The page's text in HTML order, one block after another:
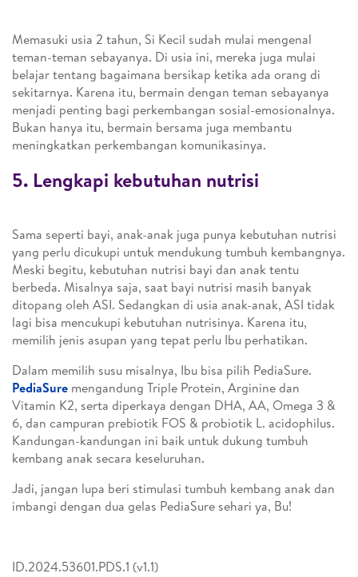
Memasuki usia 2 tahun, Si Kecil sudah mulai mengenal
teman-teman sebayanya. Di usia ini, mereka juga mulai
belajar tentang bagaimana bersikap ketika ada orang di
sekitarnya. Karena itu, bermain dengan teman sebayanya
menjadi penting bagi perkembangan sosial-emosionalnya.
Bukan hanya itu, bermain bersama juga membantu
meningkatkan perkembangan komunikasinya.
5. Lengkapi kebutuhan nutrisi
Sama seperti bayi, anak-anak juga punya kebutuhan nutrisi
yang perlu dicukupi untuk mendukung tumbuh kembangnya.
Meski begitu, kebutuhan nutrisi bayi dan anak tentu
berbeda. Misalnya saja, saat bayi nutrisi masih banyak
ditopang oleh ASI. Sedangkan di usia anak-anak, ASI tidak
lagi bisa mencukupi kebutuhan nutrisinya. Karena itu,
memilih jenis asupan yang tepat perlu Ibu perhatikan.
Dalam memilih susu misalnya, Ibu bisa pilih PediaSure.
PediaSure mengandung Triple Protein, Arginine dan
Vitamin K2, serta diperkaya dengan DHA, AA, Omega 3 &
6, dan campuran prebiotik FOS & probiotik L. acidophilus.
Kandungan-kandungan ini baik untuk dukung tumbuh
kembang anak secara keseluruhan.
Jadi, jangan lupa beri stimulasi tumbuh kembang anak dan
imbangi dengan dua gelas PediaSure sehari ya, Bu!
ID.2024.53601.PDS.1 (v1.1)